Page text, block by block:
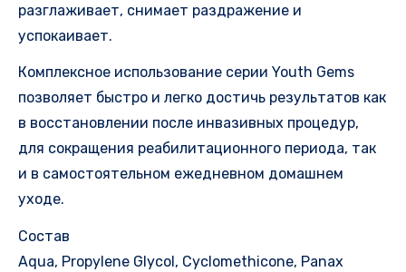
разглаживает, снимает раздражение и
успокаивает.
Комплексное использование серии Youth Gems
позволяет быстро и легко достичь результатов как
в восстановлении после инвазивных процедур,
для сокращения реабилитационного периода, так
и в самостоятельном ежедневном домашнем
уходе.
Состав
Aqua, Propylene Glycol, Cyclomethicone, Panax